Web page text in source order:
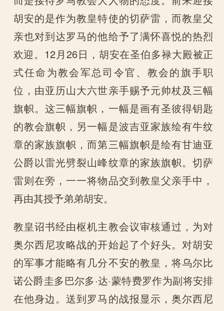
胡安的是作为教皇特使的切萨雷，而教皇父
亲也对到达罗马的他给予了满怀喜悦的热烈
欢迎。12月26日，胡安在圣伯多禄大殿被正
式任命为教会军总司令官、教会的旗手职
位，由亚历山大六世亲手赐予元帅杖及三幅
旗帜。这三幅旗帜，一幅是画有圣彼得钥匙
的教会旗帜，另一幅是波吉亚家族绘有牛纹
章的家族旗帜，而第三幅旗帜是绘有甘迪亚
公爵以雷光劈裂山峰纹章的家族旗帜。切萨
雷则在旁，一一将物品交到教皇父亲手中，
再由其授予弟弟胡安。
教皇诏书经由枢机主教会议审核通过，为对
奥尔西尼攻略战的开始起了个好头。对胡安
的军事才能略有几分不安的教皇，将乌尔比
诺公爵圭多巴尔多·达·蒙特费罗作为副将安排
在他身边。送到罗马的战报显示，奥尔西尼